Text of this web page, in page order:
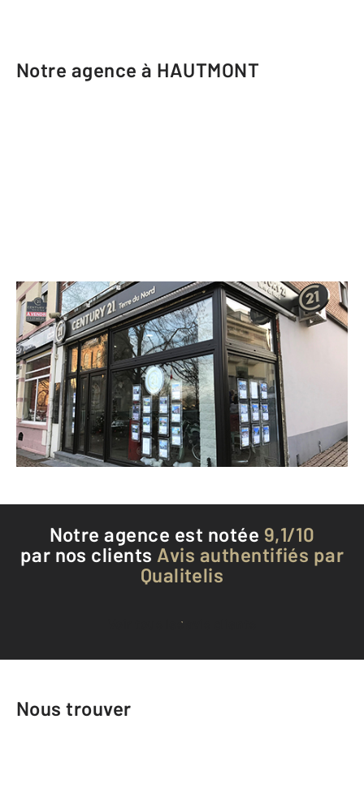
Notre agence à HAUTMONT
CENTURY 21 Terre du Nord
12 Place du Général de Gaulle
HAUTMONT - 59330
Envoyer un message
Téléphoner à l'agence
Notre agence est notée 9,1/10
par nos clients Avis authentifiés par
Qualitelis
Voir tous les avis clients
Nous trouver